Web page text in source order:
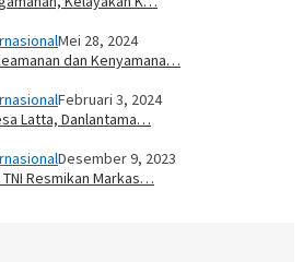
Mei 28, 2024
dan Kenyamana…
Februari 3, 2024
Latta, Danlantama…
Desember 9, 2023
Resmikan Markas…